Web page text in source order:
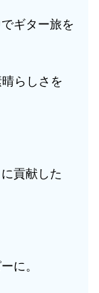
ギター旅を
らしさを
貢献した
に。